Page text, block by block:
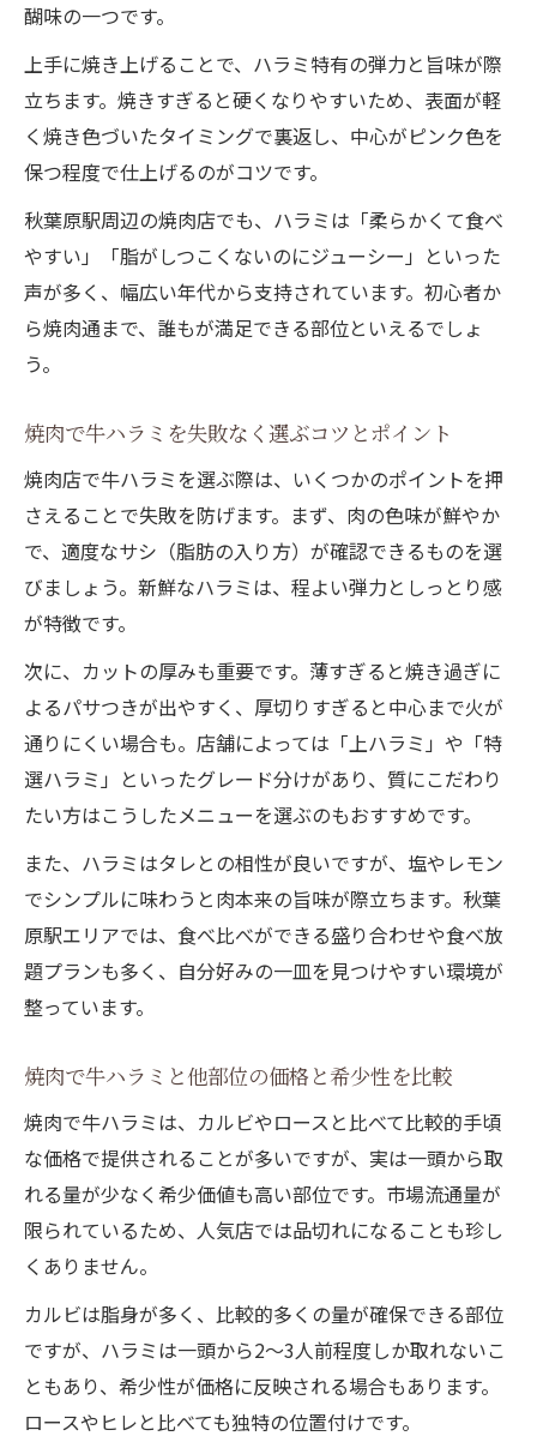
醐味の一つです。
上手に焼き上げることで、ハラミ特有の弾力と旨味が際
立ちます。焼きすぎると硬くなりやすいため、表面が軽
く焼き色づいたタイミングで裏返し、中心がピンク色を
保つ程度で仕上げるのがコツです。
秋葉原駅周辺の焼肉店でも、ハラミは「柔らかくて食べ
やすい」「脂がしつこくないのにジューシー」といった
声が多く、幅広い年代から支持されています。初心者か
ら焼肉通まで、誰もが満足できる部位といえるでしょ
う。
焼肉で牛ハラミを失敗なく選ぶコツとポイント
焼肉店で牛ハラミを選ぶ際は、いくつかのポイントを押
さえることで失敗を防げます。まず、肉の色味が鮮やか
で、適度なサシ（脂肪の入り方）が確認できるものを選
びましょう。新鮮なハラミは、程よい弾力としっとり感
が特徴です。
次に、カットの厚みも重要です。薄すぎると焼き過ぎに
よるパサつきが出やすく、厚切りすぎると中心まで火が
通りにくい場合も。店舗によっては「上ハラミ」や「特
選ハラミ」といったグレード分けがあり、質にこだわり
たい方はこうしたメニューを選ぶのもおすすめです。
また、ハラミはタレとの相性が良いですが、塩やレモン
でシンプルに味わうと肉本来の旨味が際立ちます。秋葉
原駅エリアでは、食べ比べができる盛り合わせや食べ放
題プランも多く、自分好みの一皿を見つけやすい環境が
整っています。
焼肉で牛ハラミと他部位の価格と希少性を比較
焼肉で牛ハラミは、カルビやロースと比べて比較的手頃
な価格で提供されることが多いですが、実は一頭から取
れる量が少なく希少価値も高い部位です。市場流通量が
限られているため、人気店では品切れになることも珍し
くありません。
カルビは脂身が多く、比較的多くの量が確保できる部位
ですが、ハラミは一頭から2～3人前程度しか取れないこ
ともあり、希少性が価格に反映される場合もあります。
ロースやヒレと比べても独特の位置付けです。